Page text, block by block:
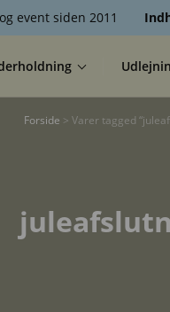
og event siden 2011
Forside > Varer tagged